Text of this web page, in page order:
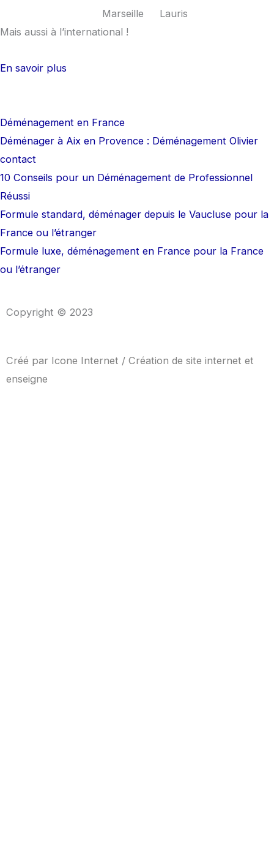
o
k
r
a
Marseille
Lauris
Mais aussi à l’international !
En savoir plus
Déménagement en France
Déménager à Aix en Provence : Déménagement Olivier
contact
10 Conseils pour un Déménagement de Professionnel
Réussi
Formule standard, déménager depuis le Vaucluse pour la
France ou l’étranger
Formule luxe, déménagement en France pour la France
ou l’étranger
Copyright © 2023
Créé par Icone Internet / Création de site internet et
enseigne